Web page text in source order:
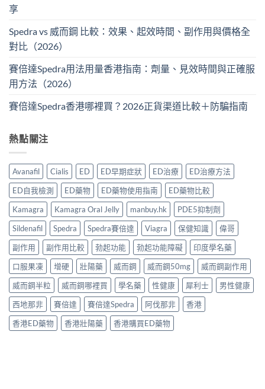
享
Spedra vs 威而鋼 比較：效果、起效時間、副作用與價格全
對比（2026）
賽倍達Spedra用法用量香港指南：劑量、見效時間與正確服
用方法（2026）
賽倍達Spedra香港哪裡買？2026正貨渠道比較＋防騙指南
熱點關注
Avanafil Cialis ED ED早期症狀 ED治療
ED治療方法
ED自我檢測
ED藥物 ED藥物使用指南
ED藥物比較
Kamagra
Kamagra Oral Jelly manbuy.hk
PDE5抑制劑
Sildenafil
Spedra Spedra賽倍達 Viagra 保健知識
偉哥
副作用
副作用比較 勃起功能 勃起功能障礙
印度學名藥
口服果凍
增硬 壯陽藥 威而鋼 威而鋼50mg
威而鋼副作用
威而鋼半粒
威而鋼哪裡買 學名藥 性健康 犀利士
男性健康
西地那非
賽倍達 賽倍達Spedra 阿伐那非
香港
香港ED藥物
香港壯陽藥 香港購買ED藥物